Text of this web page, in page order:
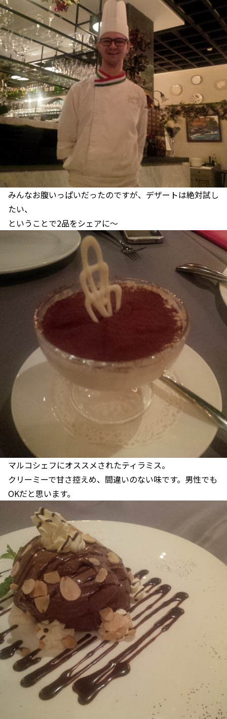
みんなお腹いっぱいだったのですが、デザートは絶対試し
たい、
ということで2品をシェアに～
マルコシェフにオススメされたティラミス。
クリーミーで甘さ控えめ、間違いのない味です。男性でも
OKだと思います。